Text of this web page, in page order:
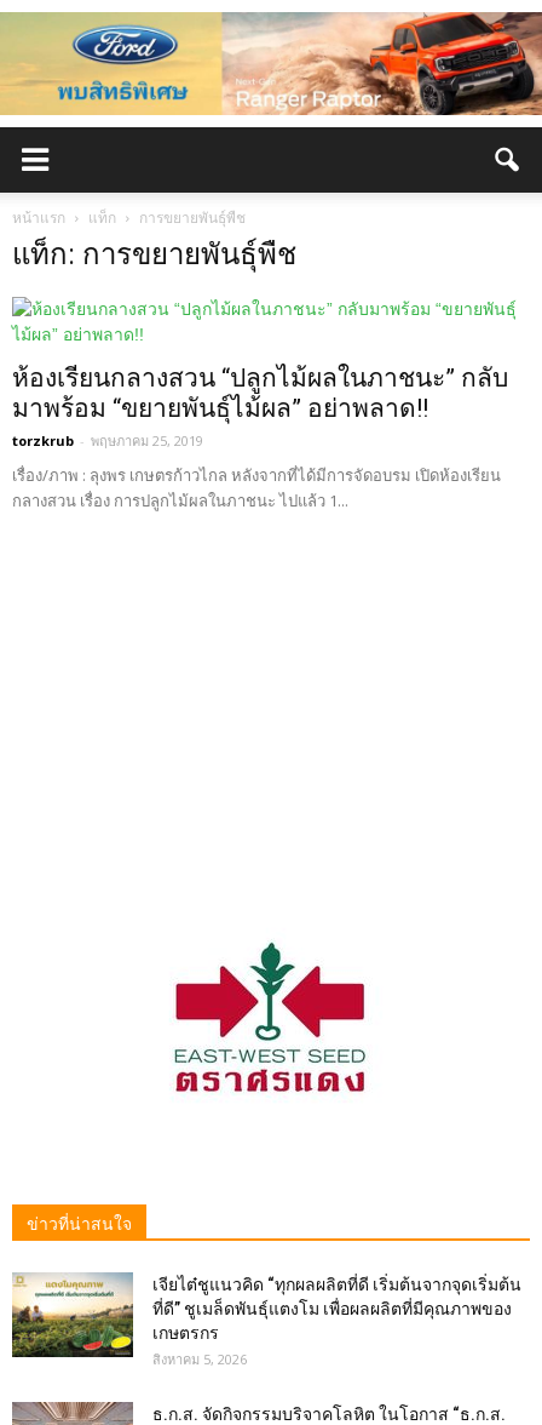
หน้าแรก แท็ก การขยายพันธุ์พืช
แท็ก: การขยายพันธุ์พืช
ห้องเรียนกลางสวน “ปลูกไม้ผลในภาชนะ” กลับ
มาพร้อม “ขยายพันธุ์ไม้ผล” อย่าพลาด!!
torzkrub - พฤษภาคม 25, 2019
เรื่อง/ภาพ : ลุงพร เกษตรก้าวไกล หลังจากที่ได้มีการจัดอบรม เปิดห้องเรียน
กลางสวน เรื่อง การปลูกไม้ผลในภาชนะ ไปแล้ว 1...
ข่าวที่น่าสนใจ
เจียไต๋ชูแนวคิด “ทุกผลผลิตที่ดี เริ่มต้นจากจุดเริ่มต้น
ที่ดี” ชูเมล็ดพันธุ์แตงโม เพื่อผลผลิตที่มีคุณภาพของ
เกษตรกร
สิงหาคม 5, 2026
ธ.ก.ส. จัดกิจกรรมบริจาคโลหิต ในโอกาส “ธ.ก.ส.